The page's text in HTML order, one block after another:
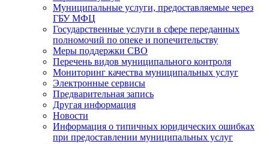
Муниципальные услуги, предоставляемые через
ГБУ МФЦ
Государственные услуги в сфере переданных
полномочий по опеке и попечительству
Меры поддержки СВО
Перечень видов муниципального контроля
Мониторинг качества муниципальных услуг
Электронные сервисы
Предварительная запись
Другая информация
Новости
Информация о типичных юридических ошибках
при предоставлении муниципальных услуг